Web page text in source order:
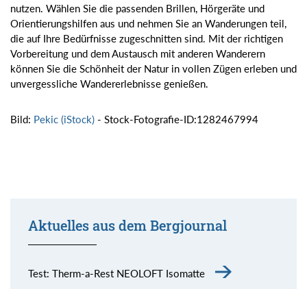
nutzen. Wählen Sie die passenden Brillen, Hörgeräte und
Orientierungshilfen aus und nehmen Sie an Wanderungen teil,
die auf Ihre Bedürfnisse zugeschnitten sind. Mit der richtigen
Vorbereitung und dem Austausch mit anderen Wanderern
können Sie die Schönheit der Natur in vollen Zügen erleben und
unvergessliche Wandererlebnisse genießen.
Bild: Pekic (iStock) - Stock-Fotografie-ID:1282467994
Aktuelles aus dem Bergjournal
Test: Therm-a-Rest NEOLOFT Isomatte